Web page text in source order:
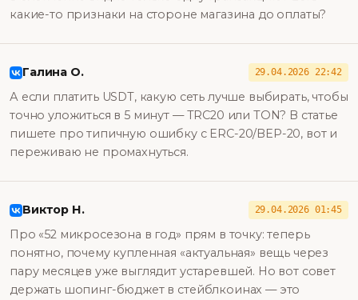
какие-то признаки на стороне магазина до оплаты?
Галина О. 29.04.2026 22:42
А если платить USDT, какую сеть лучше выбирать, чтобы
точно уложиться в 5 минут — TRC20 или TON? В статье
пишете про типичную ошибку с ERC-20/BEP-20, вот и
переживаю не промахнуться.
Виктор Н. 29.04.2026 01:45
Про «52 микросезона в год» прям в точку: теперь
понятно, почему купленная «актуальная» вещь через
пару месяцев уже выглядит устаревшей. Но вот совет
держать шопинг-бюджет в стейблкоинах — это